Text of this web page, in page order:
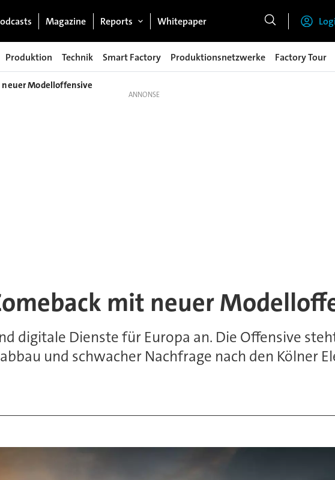
Magazine Reports Whitepaper
Produktion Technik Smart Factory Produktionsnetzwerke Factory Tour
neuer Modelloffensive
mit neuer
digitale Dienste für Europa an. Die Offensive
und schwacher Nachfrage nach den Kölner